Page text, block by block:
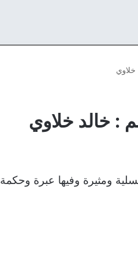
: خالد خلاوي
ومثيرة وفيها عبرة وحكمة